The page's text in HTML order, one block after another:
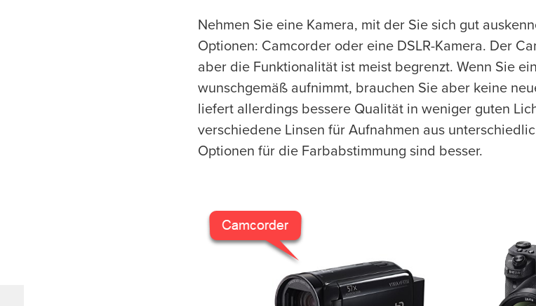
Nehmen Sie eine Kamera, mit der Sie sich gut
Optionen: Camcorder oder eine DSLR-Kamera. Der
aber die Funktionalität ist meist begrenzt. Wenn Sie
wunschgemäß aufnimmt, brauchen Sie aber keine
liefert allerdings bessere Qualität in weniger guten
verschiedene Linsen für Aufnahmen aus
Optionen für die Farbabstimmung sind besser.